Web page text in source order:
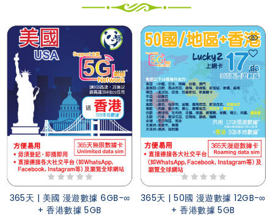
365天 | 美國 漫遊數據 6GB-∞
+ 香港數據 5GB
365天 | 50國 漫遊數據 12GB-∞
+ 香港數據 5GB